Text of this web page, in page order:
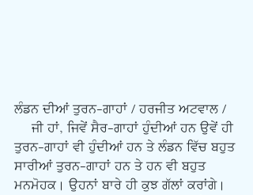
ਲੰਡਨ ਦੀਆਂ ਤੁਰਨ-ਗਾਹਾਂ / ਹਰਜੀਤ ਅਟਵਾਲ /
ਜੀ ਹਾਂ, ਜਿਵੇਂ ਸੈਰ-ਗਾਹਾਂ ਹੁੰਦੀਆਂ ਹਨ ਉਵੇਂ ਹੀ
ਤੁਰਨ-ਗਾਹਾਂ ਵੀ ਹੁੰਦੀਆਂ ਹਨ ਤੇ ਲੰਡਨ ਵਿੱਚ ਬਹੁਤ
ਸਾਰੀਆਂ ਤੁਰਨ-ਗਾਹਾਂ ਹਨ ਤੇ ਹਨ ਵੀ ਬਹੁਤ
ਮਨਮੋਹਕ। ਉਹਨਾਂ ਬਾਰੇ ਹੀ ਕੁਝ ਗੱਲਾਂ ਕਰਾਂਗੇ।